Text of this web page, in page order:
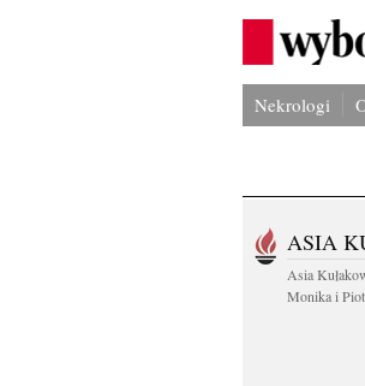
Nekrologi
ASIA
Asia
Monika i